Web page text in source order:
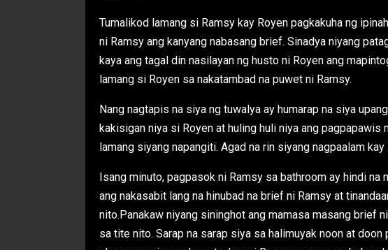
Tumalikod lamang si Ramsy kay Royen pagkakuha ng
ni Ramsy ang kanyang nabasang brief. Sinadya niyang
kaya ang tagal din nasilayan ng husto ni Royen ang
lamang si Royen sa nakatambad na puwet ni Ramsy.
Nang nagtapis na siya ng tuwalya ay humarap na siya
kakisigan niya si Royen at huling huli niya ang pagpapawis
lamang siyang napangiti. Agad na rin siyang nagpaalam
Isang minuto, pagpasok ni Ramsy sa bathroom ay hindi na
ang nakasabit lang na hinubad na brief ni Ramsy at
nito.Panakaw niyang sininghot ang mamasa masang brief
sa tite nito. Sarap na sarap siya sa halimuyak noon at